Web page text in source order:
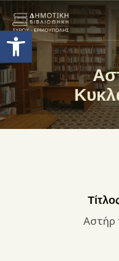
Ανοίξτε τη γραμμή εργαλείων
Η
ΟΙ
ΕΚΘΕΣΕΙΣ
ΨΗΦΙΑΚΌ
ΌΡΟΙ
Αστήρ